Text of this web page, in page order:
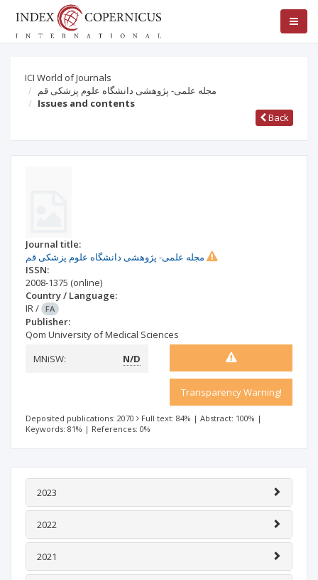
ICI World of Journals
مجله علمی- پژوهشی دانشگاه علوم پزشکی قم
Issues and contents
Back
Journal title:
مجله علمی- پژوهشی دانشگاه علوم پزشکی قم
ISSN:
2008-1375 (online)
Country / Language:
IR/ FA
Publisher:
Qom University of Medical Sciences
MNiSW:
N/D
Transparency Warning!
Deposited publications: 2070 Full text: 84% | Abstract: 100% |
Keywords: 81% | References: 0%
2023
2022
2021